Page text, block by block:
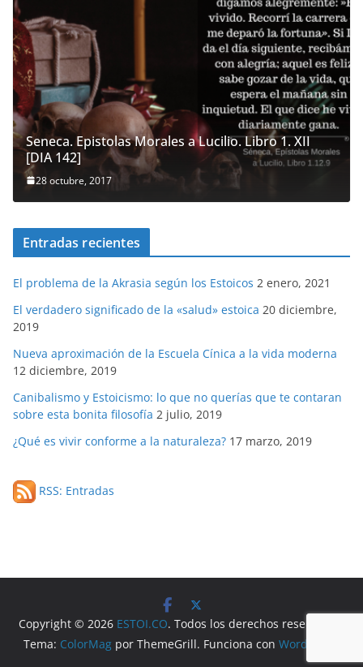
Seneca. Epistolas Morales a Lucilio. Libro 1. XII
[DIA 142]
28 octubre, 2017
Entradas recientes
El problema de la Akrasia según los Estoicos 2 enero, 2021
El verdadero significado de la «salud» estoica 20 diciembre,
2019
Nueva aproximación de la Escuela Cínica a la vida moderna
12 diciembre, 2019
Canibalismo y Estoicismo: lo que no querías que te contaran
sobre esta bonita filosofía 2 julio, 2019
¿Qué es vivir conforme a la naturaleza? 17 marzo, 2019
RSS: Entradas
Copyright © 2026 ESTOI.CO. Todos los derechos reservados.
Tema: ColorMagpor ThemeGrill. Funciona con WordPress